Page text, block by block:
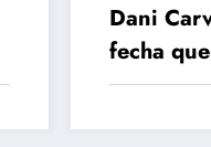
Dani
fecha
Real